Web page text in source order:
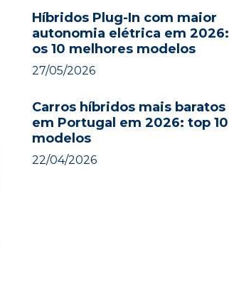
Híbridos Plug-In com maior
autonomia elétrica em 2026:
os 10 melhores modelos
27/05/2026
Carros híbridos mais baratos
em Portugal em 2026: top 10
modelos
22/04/2026